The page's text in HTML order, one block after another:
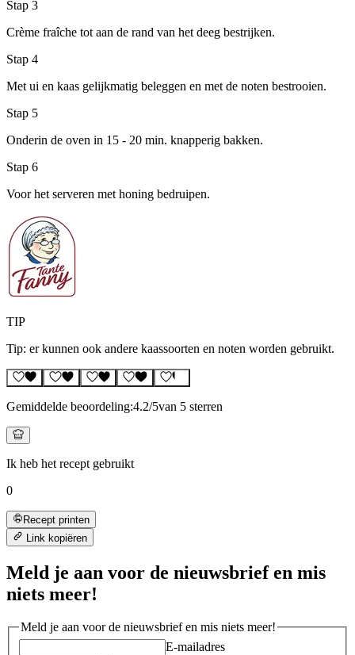
Stap 3
Crème fraîche tot aan de rand van het deeg bestrijken.
Stap 4
Met ui en kaas gelijkmatig beleggen en met de noten bestrooien.
Stap 5
Onderin de oven in 15 - 20 min. knapperig bakken.
Stap 6
Voor het serveren met honing bedruipen.
TIP
Tip: er kunnen ook andere kaassoorten en noten worden gebruikt.
Gemiddelde beoordeling:4.2/5van 5 sterren
Ik heb het recept gebruikt
0
Recept printen
Link kopiëren
Meld je aan voor de nieuwsbrief en mis
niets meer!
Meld je aan voor de nieuwsbrief en mis niets meer!
E-mailadres